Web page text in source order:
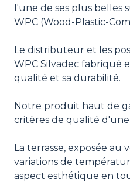
l'une de ses plus belles
WPC (Wood-Plastic-
Le distributeur et les
WPC Silvadec fabriqué
qualité et sa durabilité.
Notre produit haut de
critères de qualité d'une
La terrasse, exposée au
variations de
aspect esthétique en